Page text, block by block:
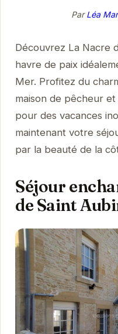
ParLéa
Découvrez La Nacre
havre de paix
Mer. Profitez du
maison de pêcheur
pour des vacances
maintenant votre
par la beauté de la
Séjour
de Saint